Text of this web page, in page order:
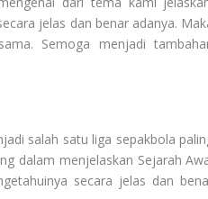
jelas dan benar adanya.
Semoga menjadi
salah satu liga sepakbola
dalam menjelaskan Sejarah
secara jelas dan